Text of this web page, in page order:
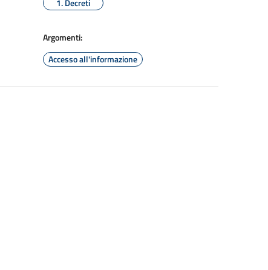
1. Decreti
Argomenti:
Accesso all'informazione